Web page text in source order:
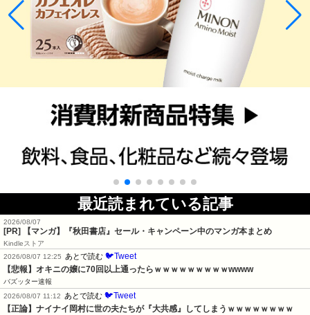
最近読まれている記事
2026/08/07
[PR] 【マンガ】『秋田書店』セール・キャンペーン中のマンガ本まとめ
Kindleストア
2026/08/07 12:25
あとで読む 🐦Tweet
【悲報】オキニの嬢に70回以上通ったらｗｗｗｗｗｗｗｗｗwwww
バズッター速報
2026/08/07 11:12
あとで読む 🐦Tweet
【正論】ナイナイ岡村に世の夫たちが『大共感』してしまうｗｗｗｗｗｗｗｗ